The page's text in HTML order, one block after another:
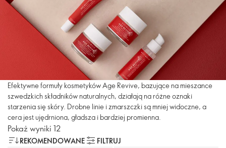
Efektywne formuły kosmetyków Age Revive, bazujące na mieszance
szwedzkich składników naturalnych, działają na różne oznaki
starzenia się skóry. Drobne linie i zmarszczki są mniej widoczne, a
cera jest ujędrniona, gładsza i bardziej promienna.
Pokaż wyniki 12
REKOMENDOWANE FILTRUJ